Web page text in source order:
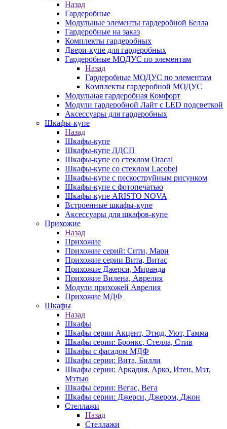
Назад
Гардеробные
Модульные элементы гардеробной Белла
Гардеробные на заказ
Комплекты гардеробных
Двери-купе для гардеробных
Гардеробные МОДУС по элементам
Назад
Гардеробные МОДУС по элементам
Комплекты гардеробной МОДУС
Модульная гардеробная Комфорт
Модули гардеробной Лайт с LED подсветкой
Аксессуары для гардеробных
Шкафы-купе
Назад
Шкафы-купе
Шкафы-купе ЛДСП
Шкафы-купе со стеклом Oracal
Шкафы-купе со стеклом Lacobel
Шкафы-купе с пескоструйным рисунком
Шкафы-купе с фотопечатью
Шкафы-купе ARISTO NOVA
Встроенные шкафы-купе
Аксессуары для шкафов-купе
Прихожие
Назад
Прихожие
Прихожие серий: Сити, Мари
Прихожие серии Вита, Витас
Прихожие Джерси, Миранда
Прихожие Вилена, Аврелия
Модули прихожей Аврелия
Прихожие МДФ
Шкафы
Назад
Шкафы
Шкафы серии Акцент, Этюд, Уют, Гамма
Шкафы серии: Бронкс, Стелла, Стив
Шкафы с фасадом МДФ
Шкафы серии: Вита, Билли
Шкафы серии: Аркадия, Арко, Итен, Мэт,
Мэтью
Шкафы серии: Вегас, Вега
Шкафы серии: Джерси, Джером, Джон
Стеллажи
Назад
Стеллажи